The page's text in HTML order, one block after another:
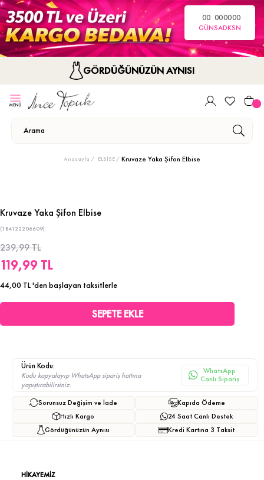
00
GÜN
00
SA
00
DK
00
SN
GÖRDÜĞÜNÜZÜN AYNISI
Anasayfa ELBİSE Kruvaze Yaka Şifon Elbise
Kruvaze Yaka Şifon Elbise
(1B4122206609)
239,99 TL
119,99 TL
44,00 TL'den başlayan taksitlerle
Ürün Kodu:
Kodu kopyalayıp WhatsApp sipariş hattına
yapıştırabilirsiniz.
WhatsApp
Canlı Sipariş
Sorunsuz Değişim ve İade
Hızlı Kargo
Gördüğünüzün Aynısı
Kapıda Ödeme
24 Saat Canlı Destek
Kredi Kartına 3 Taksit
HİKAYEMİZ